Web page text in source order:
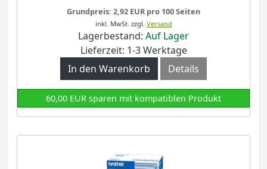
Grundpreis: 2,92 EUR pro 100 Seiten
inkl. MwSt. zzgl. Versand
Lagerbestand: Auf Lager
Lieferzeit: 1-3 Werktage
In den Warenkorb
Details
60,00 EUR sparen mit kompatiblen Produkt